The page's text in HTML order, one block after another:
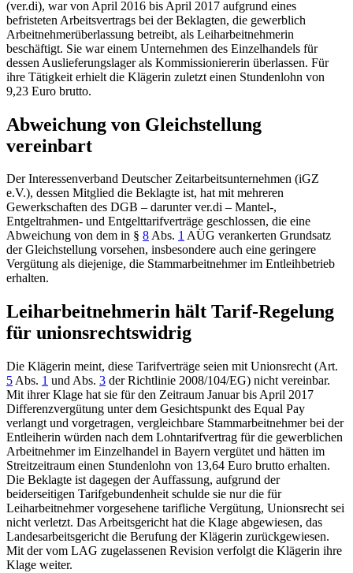
(ver.di), war von April 2016 bis April 2017 aufgrund eines
befristeten Arbeitsvertrags bei der Beklagten, die gewerblich
Arbeitnehmerüberlassung betreibt, als Leiharbeitnehmerin
beschäftigt. Sie war einem Unternehmen des Einzelhandels für
dessen Auslieferungslager als Kommissioniererin überlassen. Für
ihre Tätigkeit erhielt die Klägerin zuletzt einen Stundenlohn von
9,23 Euro brutto.
Abweichung von Gleichstellung
vereinbart
Der Interessenverband Deutscher Zeitarbeitsunternehmen (iGZ
e.V.), dessen Mitglied die Beklagte ist, hat mit mehreren
Gewerkschaften des DGB – darunter ver.di – Mantel-,
Entgeltrahmen- und Entgelttarifverträge geschlossen, die eine
Abweichung von dem in § 8Abs. 1 AÜG verankerten Grundsatz
der Gleichstellung vorsehen, insbesondere auch eine geringere
Vergütung als diejenige, die Stammarbeitnehmer im Entleihbetrieb
erhalten.
Leiharbeitnehmerin hält Tarif-Regelung
für unionsrechtswidrig
Die Klägerin meint, diese Tarifverträge seien mit Unionsrecht (Art.
5 Abs. 1 und Abs. 3 der Richtlinie 2008/104/EG) nicht vereinbar.
Mit ihrer Klage hat sie für den Zeitraum Januar bis April 2017
Differenzvergütung unter dem Gesichtspunkt des Equal Pay
verlangt und vorgetragen, vergleichbare Stammarbeitnehmer bei der
Entleiherin würden nach dem Lohntarifvertrag für die gewerblichen
Arbeitnehmer im Einzelhandel in Bayern vergütet und hätten im
Streitzeitraum einen Stundenlohn von 13,64 Euro brutto erhalten.
Die Beklagte ist dagegen der Auffassung, aufgrund der
beiderseitigen Tarifgebundenheit schulde sie nur die für
Leiharbeitnehmer vorgesehene tarifliche Vergütung, Unionsrecht sei
nicht verletzt. Das Arbeitsgericht hat die Klage abgewiesen, das
Landesarbeitsgericht die Berufung der Klägerin zurückgewiesen.
Mit der vom LAG zugelassenen Revision verfolgt die Klägerin ihre
Klage weiter.